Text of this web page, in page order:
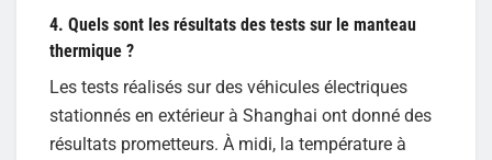
4. Quels sont les résultats des tests sur le manteau
thermique ?
Les tests réalisés sur des véhicules électriques
stationnés en extérieur à Shanghai ont donné des
résultats prometteurs. À midi, la température à